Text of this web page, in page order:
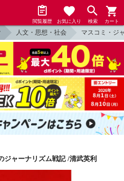
閲覧履歴 お気に入り 検索 カート
人文・思想・社会 マスコミ・ジ
ジャーナリズム戦記 /清武英利